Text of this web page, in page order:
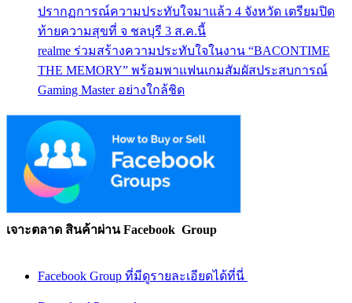
ปรากฏการณ์ความประทับใจมาแล้ว 4 จังหวัด เตรียมปิด
ท้ายความสุขที่ จ ชลบุรี 3 ส.ค.นี้
realme ร่วมสร้างความประทับใจในงาน “BACONTIME
THE MEMORY” พร้อมพาแฟนเกมสัมผัสประสบการณ์
Gaming Master อย่างใกล้ชิด
เจาะตลาด สินค้าผ่าน Facebook Group
Facebook Group ที่มีดูรายละเอียดได้ที่นี่